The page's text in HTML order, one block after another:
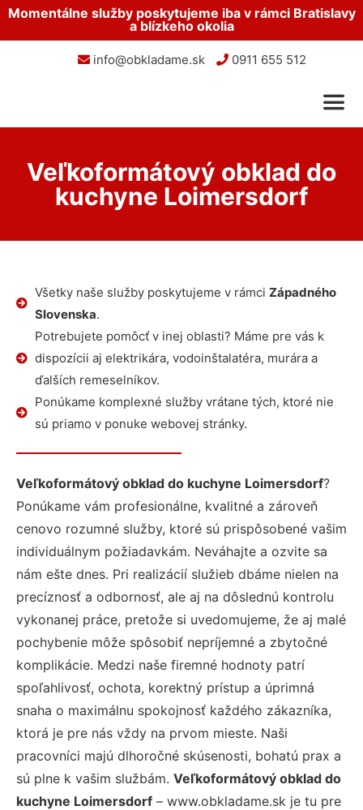
Momentálne služby poskytujeme iba v rámci Bratislavy
a blízkeho okolia
info@obkladame.sk 0911 655 512
Veľkoformátový obklad do
kuchyne Loimersdorf
Všetky naše služby poskytujeme v rámci Západného
Slovenska.
Potrebujete pomôcť v inej oblasti? Máme pre vás k
dispozícii aj elektrikára, vodoinštalatéra, murára a
ďalších remeselníkov.
Ponúkame komplexné služby vrátane tých, ktoré nie
sú priamo v ponuke webovej stránky.
Veľkoformátový obklad do kuchyne Loimersdorf?
Ponúkame vám profesionálne, kvalitné a zároveň
cenovo rozumné služby, ktoré sú prispôsobené vašim
individuálnym požiadavkám. Neváhajte a ozvite sa
nám ešte dnes. Pri realizácií služieb dbáme nielen na
precíznosť a odbornosť, ale aj na dôslednú kontrolu
vykonanej práce, pretože si uvedomujeme, že aj malé
pochybenie môže spôsobiť nepríjemné a zbytočné
komplikácie. Medzi naše firemné hodnoty patrí
spoľahlivosť, ochota, korektný prístup a úprimná
snaha o maximálnu spokojnosť každého zákazníka,
ktorá je pre nás vždy na prvom mieste. Naši
pracovníci majú dlhoročné skúsenosti, bohatú prax a
sú plne k vašim službám. Veľkoformátový obklad do
kuchyne Loimersdorf – www.obkladame.sk je tu pre